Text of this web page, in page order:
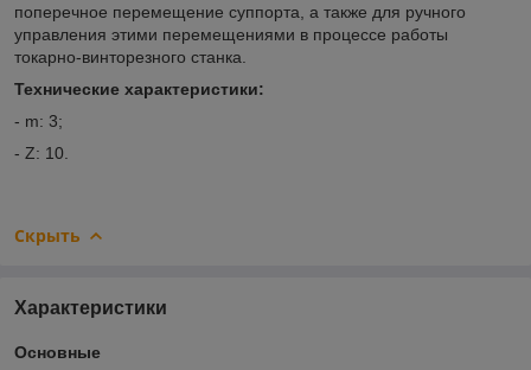
поперечное перемещение суппорта, а также для ручного
управления этими перемещениями в процессе работы
токарно-винторезного станка.
Технические характеристики:
- m: 3;
- Z: 10.
Скрыть
Характеристики
Основные